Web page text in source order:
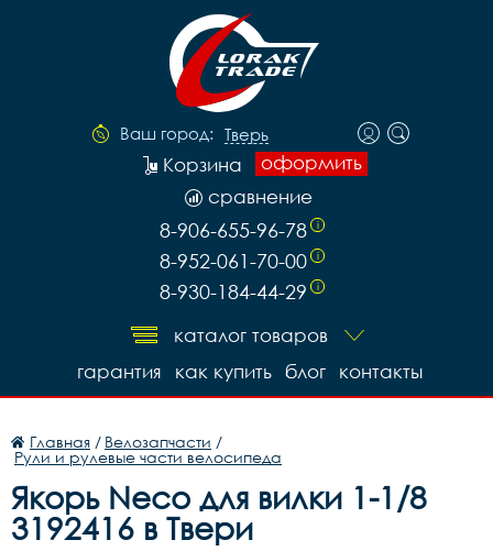
Ваш город: Тверь
оформить
Корзина
сравнение
8-906-655-96-78 i
8-952-061-70-00 i
8-930-184-44-29 i
каталог товаров
контакты
блог
как купить
гарантия
Главная / Велозапчасти /
Рули и рулевые части велосипеда
Якорь Neco для вилки 1-1/8
3192416 в Твери